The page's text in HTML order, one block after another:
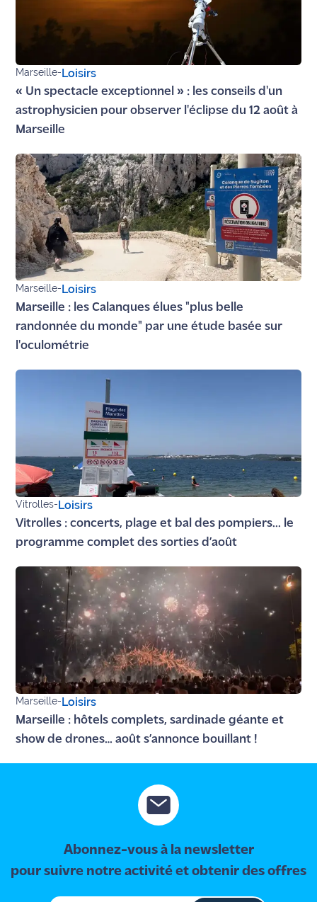
Maritima
de Jeff
mon
club
Les
Coachs
Maritima
Bon
plan
sortie
Nous
contacter
Ecouter
Devenir
annonceur
Recrutement
Mention
légales
Conditions
générales
d'utilisation du
site maritima.fr
Archives
Marseille-Loisirs
« Un spectacle exceptionnel » : les conseils d'un
astrophysicien pour observer l'éclipse du 12 août à
Marseille
Marseille-Loisirs
Marseille : les Calanques élues "plus belle
randonnée du monde" par une étude basée sur
l'oculométrie
Vitrolles-Loisirs
Vitrolles : concerts, plage et bal des pompiers... le
programme complet des sorties d’août
Marseille-Loisirs
Marseille : hôtels complets, sardinade géante et
show de drones… août s’annonce bouillant !
Abonnez-vous à la newsletter
pour suivre notre activité et obtenir des offres